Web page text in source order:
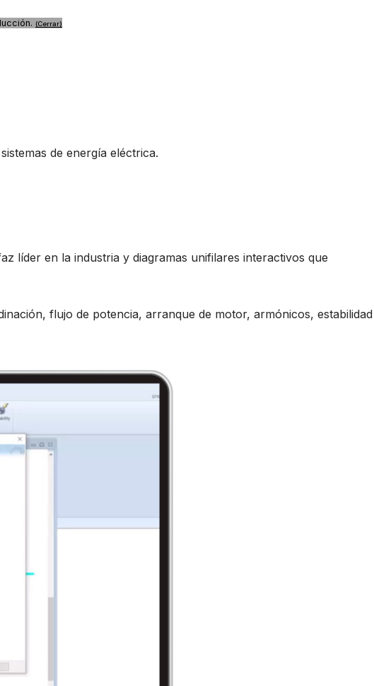
(Cerrar)
de energía eléctrica.
líder en la industria y diagramas unifilares interactivos que
flujo de potencia, arranque de motor, armónicos, estabilidad